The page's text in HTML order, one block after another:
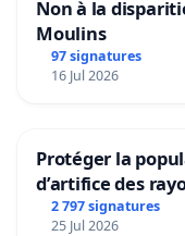
Non à la
Moulins
97 signatures
16 Jul 2026
Protéger la
d’artifice des
2 797 signatures
25 Jul 2026